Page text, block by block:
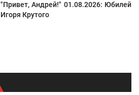
"Привет, Андрей!" 01.08.2026: Юбилей
Игоря Крутого